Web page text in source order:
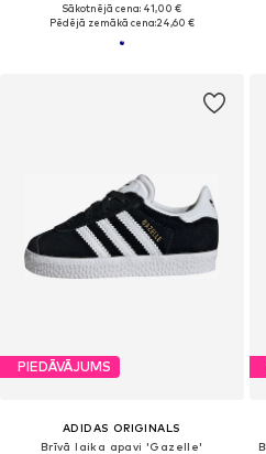
Sākotnējā cena: 41,00 €
Pēdējā zemākā cena:24,60 €
PIEDĀVĀJUMS
ADIDAS ORIGINALS
Brīvā laika apavi 'Gazelle'